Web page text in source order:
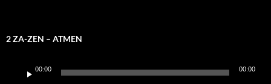
2 ZA-ZEN – ATMEN
Player
00:00 00:00